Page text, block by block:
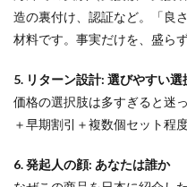
造の裏付け、認証など。「良
材料です。事実だけを、盛ら
5. リターン設計: 選びやすい選
価格の選択肢は多すぎると迷
＋早期割引＋複数個セット程
6. 発起人の顔: あなたは誰か